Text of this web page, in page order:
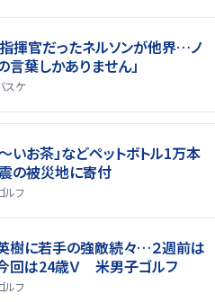
揮官だったネルソンが他界…ノ
言葉しかありません」
スケ
いお茶」などペットボトル1万本
の被災地に寄付
ルフ
樹に若手の強敵続々…２週前は
回は24歳Ｖ 米男子ゴルフ
ルフ